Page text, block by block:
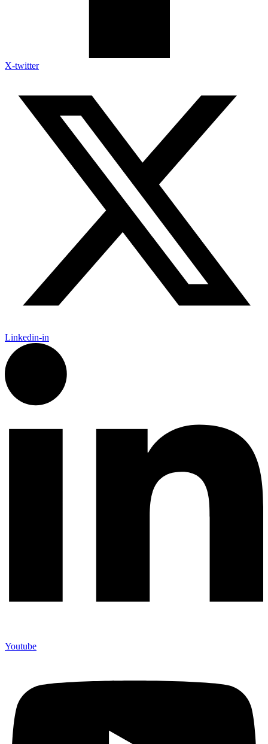
X-twitter
Linkedin-in
Youtube